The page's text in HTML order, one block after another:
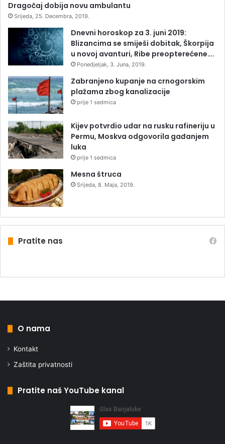
Dragočaj dobija novu ambulantu
Srijeda, 25. Decembra, 2019.
Dnevni horoskop za 3. juni 2019:
Blizancima se smiješi dobitak, Škorpija
u novoj avanturi, Ribe preopterećene….
Ponedjeljak, 3. Juna, 2019.
Zabranjeno kupanje na crnogorskim
plažama zbog kanalizacije
prije 1 sedmica
Kijev potvrdio udar na rusku rafineriju u
Permu, Moskva odgovorila gađanjem
luka
prije 1 sedmica
Mesna štruca
Srijeda, 8. Maja, 2019.
Pratite nas
O nama
Kontakt
Zaštita privatnosti
Pratite naš YouTube kanal